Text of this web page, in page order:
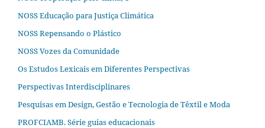
NOSS Educação para Justiça Climática
NOSS Repensando o Plástico
NOSS Vozes da Comunidade
Os Estudos Lexicais em Diferentes Perspectivas
Perspectivas Interdisciplinares
Pesquisas em Design, Gestão e Tecnologia de Têxtil e Moda
PROFCIAMB. Série guias educacionais